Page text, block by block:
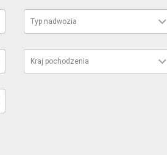
Typ nadwozia
Kraj pochodzenia